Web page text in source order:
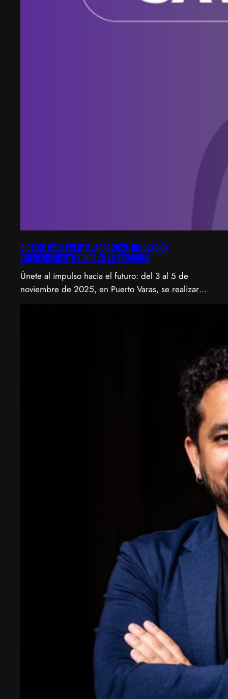
Biotech Week Puerto Varas 2025: Innovación,
emprendimiento y vida en la Patagonia
Únete al impulso hacia el futuro: del 3 al 5 de
noviembre de 2025, en Puerto Varas, se realizará